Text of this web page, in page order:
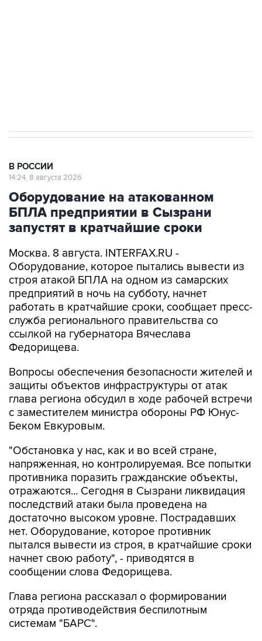
В РОССИИ
14:24, 8 августа 2026
Оборудование на атакованном
БПЛА предприятии в Сызрани
запустят в кратчайшие сроки
Москва. 8 августа. INTERFAX.RU -
Оборудование, которое пытались вывести из
строя атакой БПЛА на одном из самарских
предприятий в ночь на субботу, начнет
работать в кратчайшие сроки, сообщает пресс-
служба регионального правительства со
ссылкой на губернатора Вячеслава
Федорищева.
Вопросы обеспечения безопасности жителей и
защиты объектов инфраструктуры от атак
глава региона обсудил в ходе рабочей встречи
с заместителем министра обороны РФ Юнус-
Беком Евкуровым.
"Обстановка у нас, как и во всей стране,
напряженная, но контролируемая. Все попытки
противника поразить гражданские объекты,
отражаются... Сегодня в Сызрани ликвидация
последствий атаки была проведена на
достаточно высоком уровне. Пострадавших
нет. Оборудование, которое противник
пытался вывести из строя, в кратчайшие сроки
начнет свою работу", - приводятся в
сообщении слова Федорищева.
Глава региона рассказал о формировании
отряда противодействия беспилотным
системам "БАРС".